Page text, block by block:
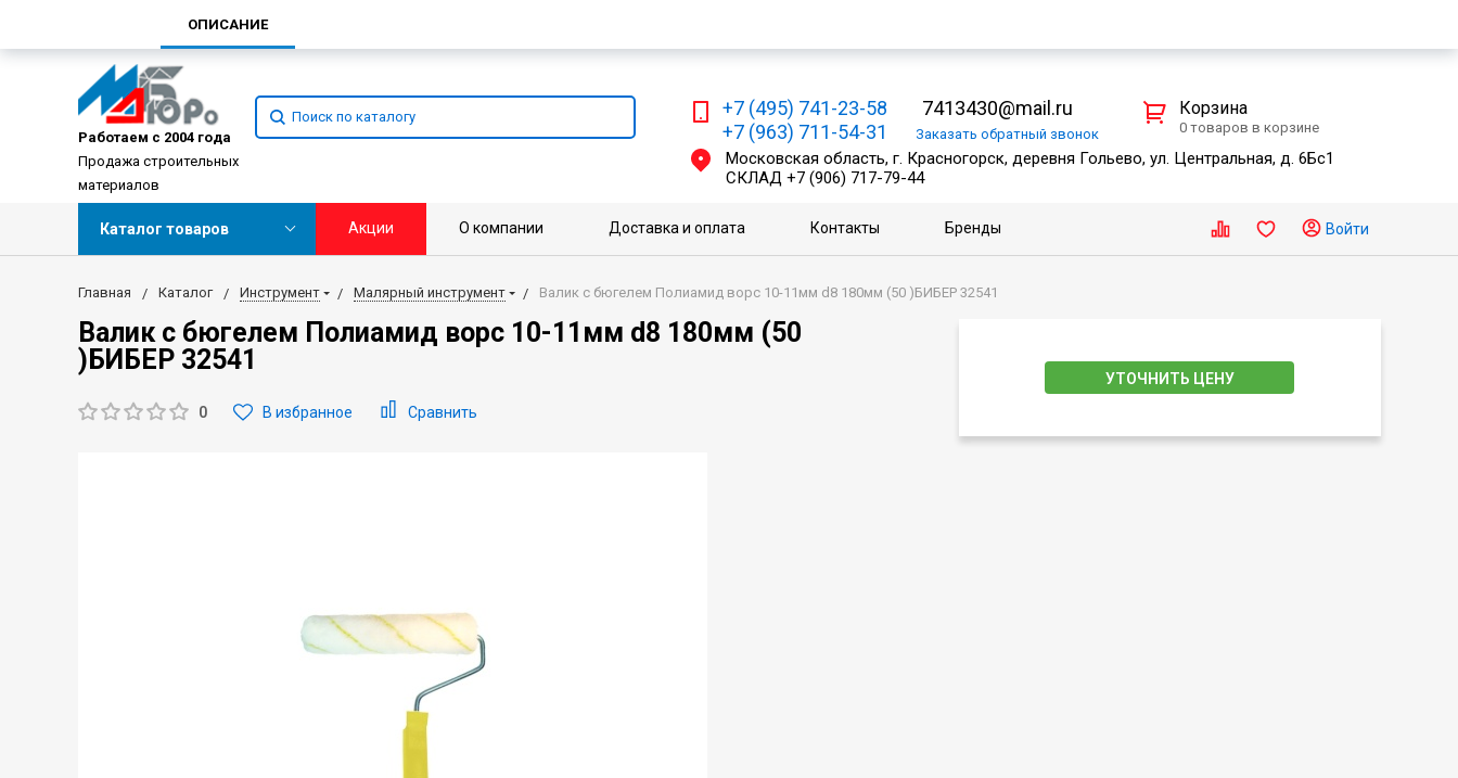
Работаем с 2004 года
Продажа строительных
материалов
+7 (495) 741-23-58
+7 (963) 711-54-31
7413430@mail.ru
Заказать обратный звонок
Московская область, г. Красногорск, деревня Гольево, ул. Центральная, д. 6Бс1
СКЛАД +7 (906) 717-79-44
Корзина
0 товаров в корзине
Каталог товаров Акции О компании Доставка и оплата Контакты Бренды Войти
Главная Каталог Инструмент Малярный инструмент Валик с бюгелем Полиамид ворс 10-11мм d8 180мм (50 )БИБЕР 32541
Валик с бюгелем Полиамид ворс 10-11мм d8 180мм (50
)БИБЕР 32541
0 В избранное Сравнить
УТОЧНИТЬ ЦЕНУ
ОПИСАНИЕ